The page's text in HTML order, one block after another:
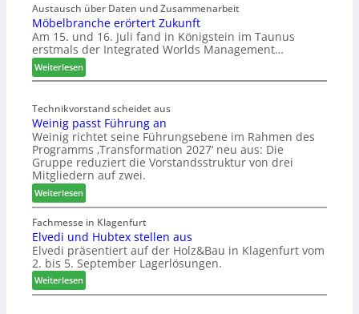
e
u
c
o
ä
t
z
u
r
H
a
u
s
m
e
s
s
e
Austausch über Daten und Zusammenarbeit
Möbelbranche erörtert Zukunft
Am 15. und 16. Juli fand in Königstein im Taunus
erstmals der Integrated Worlds Management…
Weiterlesen:
M
b
e
l
b
r
a
n
c
h
e
e
r
ö
r
Technikvorstand scheidet aus
Weinig passt Führung an
Weinig richtet seine Führungsebene im Rahmen des
Programms ‚Transformation 2027‘ neu aus: Die
Gruppe reduziert die Vorstandsstruktur von drei
Mitgliedern auf zwei.
Weiterlesen:
W
e
i
n
i
p
Fachmesse in Klagenfurt
Elvedi und Hubtex stellen aus
Elvedi präsentiert auf der Holz&Bau in Klagenfurt vom
2. bis 5. September Lagerlösungen.
Weiterlesen:
E